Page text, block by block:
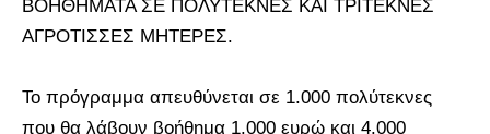
ΒΟΗΘΗΜΑΤΑ ΣΕ ΠΟΛΥΤΕΚΝΕΣ ΚΑΙ ΤΡΙΤΕΚΝΕΣ
ΑΓΡΟΤΙΣΣΕΣ ΜΗΤΕΡΕΣ.
Το πρόγραμμα απευθύνεται σε 1.000 πολύτεκνες
που θα λάβουν βοήθημα 1.000 ευρώ και 4.000